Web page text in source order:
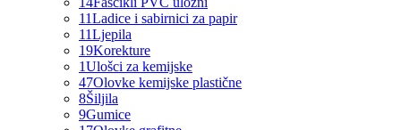
11Ladice i sabirnici za papir
11Ljepila
19Korekture
1Ulošci za kemijske
47Olovke kemijske plastične
8Šiljila
9Gumice